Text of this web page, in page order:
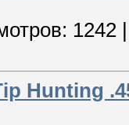
1242
Hunting